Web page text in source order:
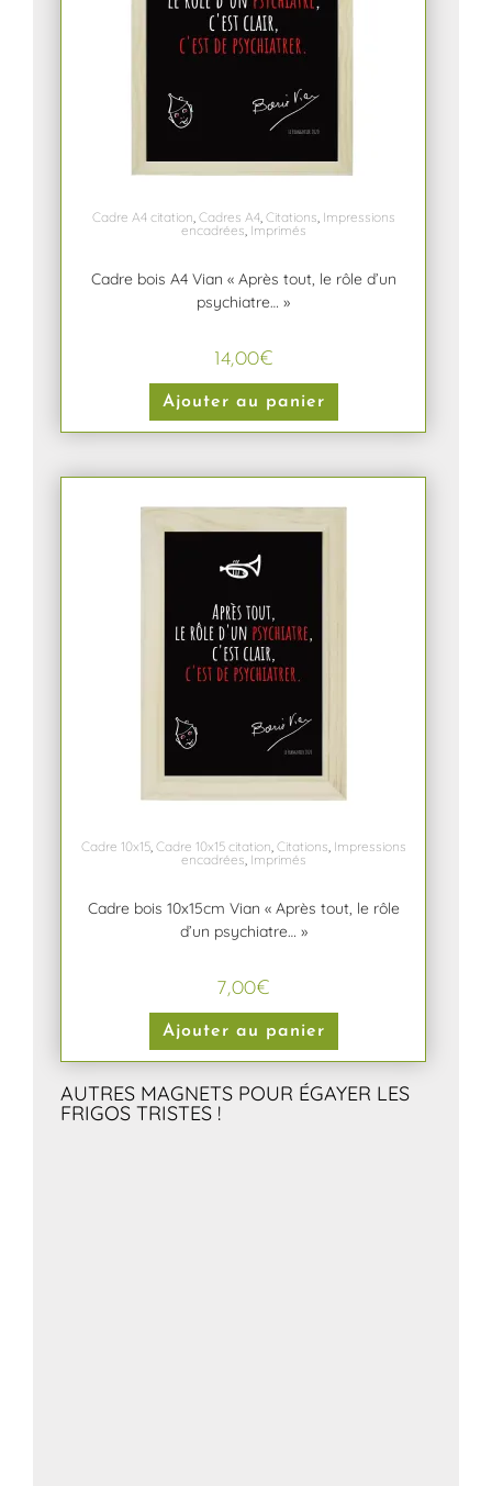
Cadre A4 citation, Cadres A4, Citations, Impressions
encadrées, Imprimés
Cadre bois A4 Vian « Après tout, le rôle d’un
psychiatre… »
14,00€
Ajouter au panier
Cadre 10x15, Cadre 10x15 citation, Citations, Impressions
encadrées, Imprimés
Cadre bois 10x15cm Vian « Après tout, le rôle
d’un psychiatre… »
7,00€
Ajouter au panier
AUTRES MAGNETS POUR ÉGAYER LES
FRIGOS TRISTES !